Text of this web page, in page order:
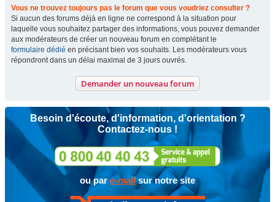
Vous ne trouvez toujours pas le forum que vous voudriez consulter ?
Si aucun des forums déjà en ligne ne correspond à la situation pour
laquelle vous souhaitez partager des informations, vous pouvez demander
aux modérateurs de créer un nouveau forum en complétant le
formulaire dédié en précisant bien vos souhaits. Les modérateurs vous
répondront dans un délai maximal de 3 jours ouvrés.
Demander un nouveau forum
Besoin d'écoute, d'information, d'orientation ?
Contactez-nous !
ou pare-mailsur notre site